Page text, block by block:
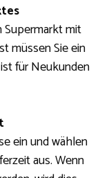
Supermarkt mit
müssen Sie ein
für Neukunden
ein und wählen
aus. Wenn